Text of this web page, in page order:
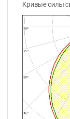
Кривые силы